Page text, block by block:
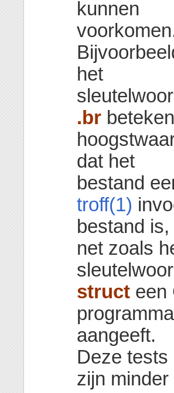
kunnen
het
.br
dat het
bestand
troff(1)
bestand is,
net zoals
structeen
programma
aangeeft.
Deze tests
zijn minder